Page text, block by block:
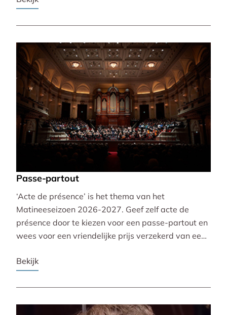
Passe-partout
‘Acte de présence’ is het thema van het
Matineeseizoen 2026-2027. Geef zelf acte de
présence door te kiezen voor een passe-partout en
wees voor een vriendelijke prijs verzekerd van een
Bekijk